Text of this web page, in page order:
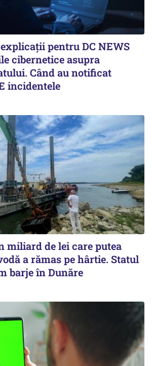
pentru DC NEWS
cibernetice asupra
Când au notificat
incidentele
miliard de lei care putea
a rămas pe hârtie. Statul
barje în Dunăre